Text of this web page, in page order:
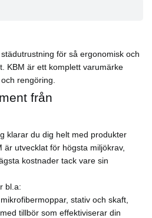
för så ergonomisk och
KBM är ett komplett varumärke
rengöring.
från
klarar du dig helt med produkter
är utvecklat för högsta miljökrav,
kostnader tack vare sin
bl.a:
stativ och skaft,
tillbör som effektiviserar din